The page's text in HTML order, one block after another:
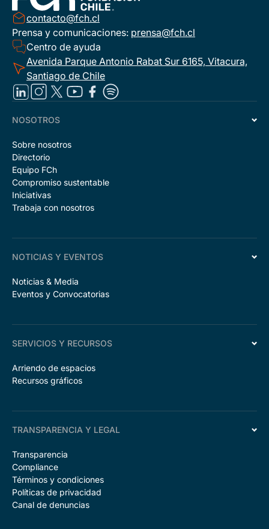
contacto@fch.cl
Prensa y comunicaciones: prensa@fch.cl
Centro de ayuda
Avenida Parque Antonio Rabat Sur 6165, Vitacura,
Santiago de Chile
NOSOTROS
Sobre nosotros
Directorio
Equipo FCh
Compromiso sustentable
Iniciativas
Trabaja con nosotros
NOTICIAS Y EVENTOS
Noticias & Media
Eventos y Convocatorias
SERVICIOS Y RECURSOS
Arriendo de espacios
Recursos gráficos
TRANSPARENCIA Y LEGAL
Transparencia
Compliance
Términos y condiciones
Políticas de privacidad
Canal de denuncias